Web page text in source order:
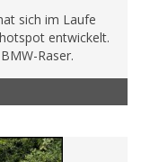
sich im Laufe
entwickelt.
Raser.